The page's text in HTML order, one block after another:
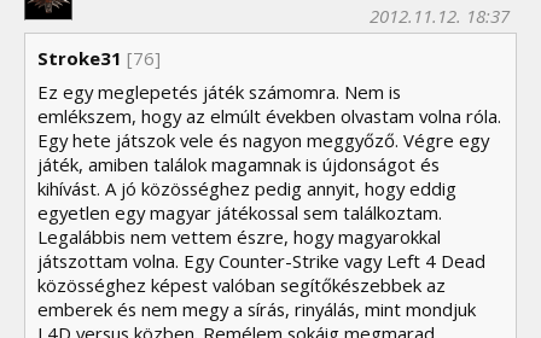
Stroke31
2012.11.12. 18:37
[76]
Ez egy meglepetés játék számomra. Nem is
emlékszem, hogy az elmúlt években olvastam volna róla.
Egy hete játszok vele és nagyon meggyőző. Végre egy
játék, amiben találok magamnak is újdonságot és
kihívást. A jó közösséghez pedig annyit, hogy eddig
egyetlen egy magyar játékossal sem találkoztam.
Legalábbis nem vettem észre, hogy magyarokkal
játszottam volna. Egy Counter-Strike vagy Left 4 Dead
közösséghez képest valóban segítőkészebbek az
emberek és nem megy a sírás, rinyálás, mint mondjuk
L4D versus közben. Remélem sokáig megmarad